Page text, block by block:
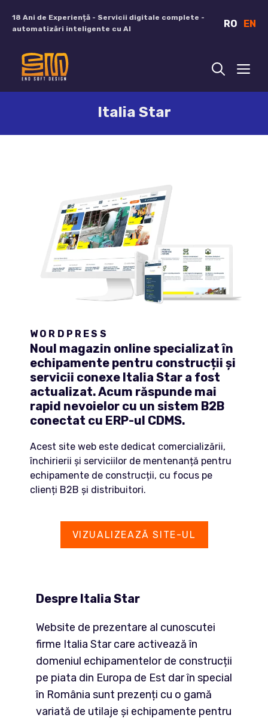
18 Ani de Experiență - Servicii digitale complete -
automatizări inteligente cu AI
RO EN
Italia Star
WORDPRESS
Noul magazin online specializat în
echipamente pentru construcții și
servicii conexe Italia Star a fost
actualizat. Acum răspunde mai
rapid nevoielor cu un sistem B2B
conectat cu ERP-ul CDMS.
Acest site web este dedicat comercializării,
închirierii și serviciilor de mentenanță pentru
echipamente de construcții, cu focus pe
clienți B2B și distribuitori.
VIZUALIZEAZĂ SITE-UL
Despre Italia Star
Website de prezentare al cunoscutei
firme Italia Star care activează în
domeniul echipamentelor de construcții
pe piata din Europa de Est dar în special
în România sunt prezenți cu o gamă
variată de utilaje și echipamente pentru